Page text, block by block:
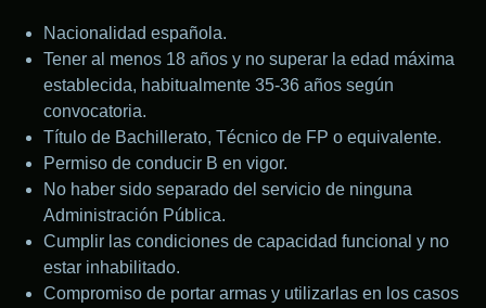
Nacionalidad española.
Tener al menos 18 años y no superar la edad máxima
establecida, habitualmente 35-36 años según
convocatoria.
Título de Bachillerato, Técnico de FP o equivalente.
Permiso de conducir B en vigor.
No haber sido separado del servicio de ninguna
Administración Pública.
Cumplir las condiciones de capacidad funcional y no
estar inhabilitado.
Compromiso de portar armas y utilizarlas en los casos